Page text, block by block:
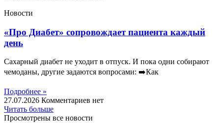
Новости
«Про Диабет» сопровождает пациента каждый
день
Сахарный диабет не уходит в отпуск. И пока одни собирают
чемоданы, другие задаются вопросами: ➡️Как
Подробнее »
27.07.2026 Комментариев нет
Читать больше
Просмотрены все новости